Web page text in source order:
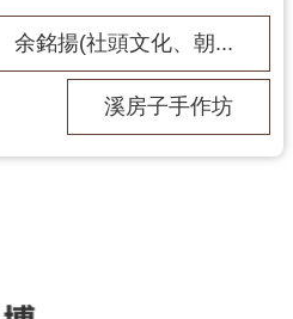
余銘揚(社頭文化、朝...
溪房子手作坊